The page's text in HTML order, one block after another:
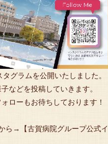
グラムを公開いたしました。
などを投稿していきます。
ローもお待ちしております！
ら→
【古賀病院グループ公式イ